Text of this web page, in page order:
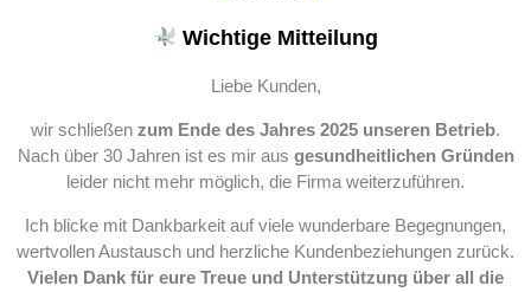
Wichtige Mitteilung
Liebe Kunden,
wir schließen zum Ende des Jahres 2025 unseren Betrieb.
Nach über 30 Jahren ist es mir aus gesundheitlichen Gründen
leider nicht mehr möglich, die Firma weiterzuführen.
Ich blicke mit Dankbarkeit auf viele wunderbare Begegnungen,
wertvollen Austausch und herzliche Kundenbeziehungen zurück.
Vielen Dank für eure Treue und Unterstützung über all die